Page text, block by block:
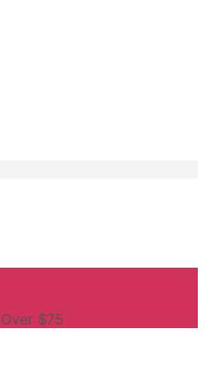
$75